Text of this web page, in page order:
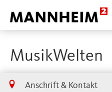
MusikWelten
Anschrift & Kontakt